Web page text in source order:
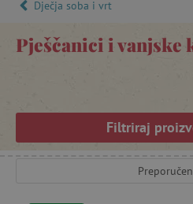
Dječja soba i vrt
Pješčanici i vanjske
Filtriraj